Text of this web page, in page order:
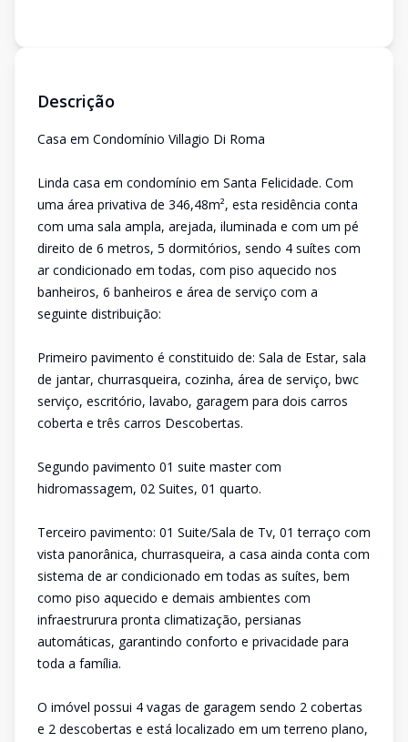
Descrição
Casa em Condomínio Villagio Di Roma
Linda casa em condomínio em Santa Felicidade. Com
uma área privativa de 346,48m², esta residência conta
com uma sala ampla, arejada, iluminada e com um pé
direito de 6 metros, 5 dormitórios, sendo 4 suítes com
ar condicionado em todas, com piso aquecido nos
banheiros, 6 banheiros e área de serviço com a
seguinte distribuição:
Primeiro pavimento é constituido de: Sala de Estar, sala
de jantar, churrasqueira, cozinha, área de serviço, bwc
serviço, escritório, lavabo, garagem para dois carros
coberta e três carros Descobertas.
Segundo pavimento 01 suite master com
hidromassagem, 02 Suites, 01 quarto.
Terceiro pavimento: 01 Suite/Sala de Tv, 01 terraço com
vista panorânica, churrasqueira, a casa ainda conta com
sistema de ar condicionado em todas as suítes, bem
como piso aquecido e demais ambientes com
infraestrurura pronta climatização, persianas
automáticas, garantindo conforto e privacidade para
toda a família.
O imóvel possui 4 vagas de garagem sendo 2 cobertas
e 2 descobertas e está localizado em um terreno plano,